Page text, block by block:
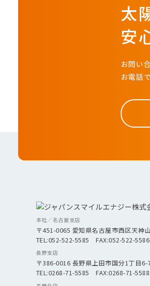
太
安
お問い
お電話
本社／名古屋支店
〒451-0065 愛知県名古屋市西区天神
TEL:052-522-5585 FAX:052-522-5586
長野支店
〒386-0016 長野県上田市国分1丁目6-
TEL:0268-71-5585 FAX:0268-71-5588